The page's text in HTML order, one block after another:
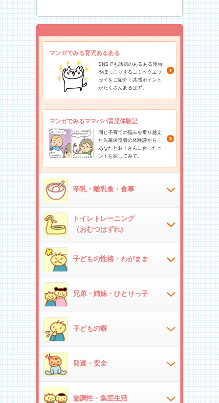
マンガでみる育児あるある
SNSでも話題のあるある漫画
やほっこりするコミックエッ
セイをご紹介！共感ポイント
がたくさんあるはず。
マンガでみるママパパ育児体験記
同じ子育ての悩みを乗り越え
た先輩保護者の体験談から、
あなたとお子さんに合ったヒ
ントを探してみて。
卒乳・離乳食・食事
トイレトレーニング
（おむつはずれ)
子どもの性格・わがまま
兄弟・姉妹・ひとりっ子
子どもの癖
発達・安全
協調性・集団生活